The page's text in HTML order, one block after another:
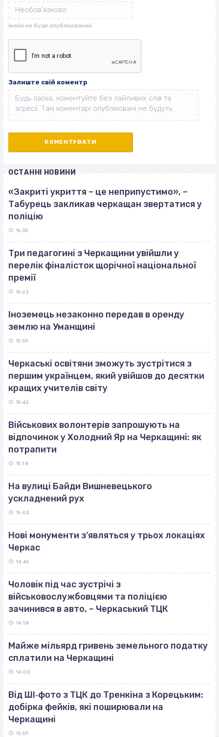
Залиште свій коментр
ОСТАННІ НОВИНИ
«Закриті укриття – це неприпустимо», –
Табурець закликав черкащан звертатися у
поліцію
16:35
Три педагогині з Черкащини увійшли у
перелік фіналісток щорічної національної
премії
16:22
Іноземець незаконно передав в оренду
землю на Уманщині
15:59
Черкаські освітяни зможуть зустрітися з
першим українцем, який увійшов до десятки
кращих учителів світу
15:42
Військових волонтерів запрошують на
відпочинок у Холодний Яр на Черкащині: як
потрапити
15:18
На вулиці Байди Вишневецького
ускладнений рух
15:02
Нові монументи з’являться у трьох локаціях
Черкас
14:46
Чоловік під час зустрічі з
військовослужбовцями та поліцією
зачинився в авто, – Черкаський ТЦК
14:18
Майже мільярд гривень земельного податку
сплатили на Черкащині
14:00
Від ШІ‐фото з ТЦК до Тренкіна з Корецьким:
добірка фейків, які поширювали на
Черкащині
13:59